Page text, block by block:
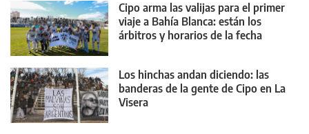
Cipo arma las valijas para el primer
viaje a Bahía Blanca: están los
árbitros y horarios de la fecha
Los hinchas andan diciendo: las
banderas de la gente de Cipo en La
Visera